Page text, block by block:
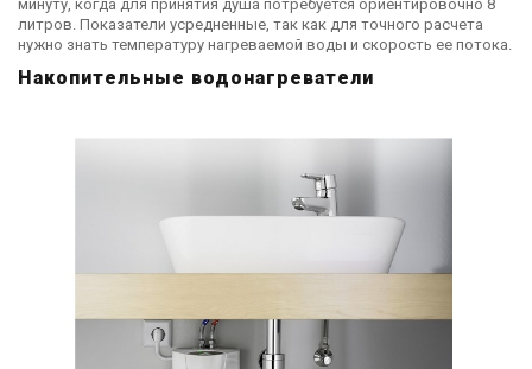
минуту, когда для принятия душа потребуется ориентировочно 8
литров. Показатели усредненные, так как для точного расчета
нужно знать температуру нагреваемой воды и скорость ее потока.
Накопительные водонагреватели